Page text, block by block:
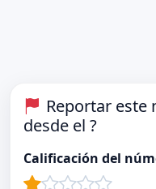
Reportar este
desde el ?
Calificación del